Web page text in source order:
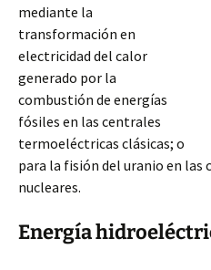
mediante la
transformación en
electricidad del calor
generado por la
combustión de energías
fósiles en las centrales
termoeléctricas clásicas; o
para la fisión del uranio en
nucleares.
Energía